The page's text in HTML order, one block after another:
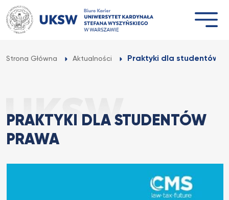
Przejdź
do
treści
Strona Główna Aktualności Praktyki dla studentów
PRAKTYKI DLA STUDENTÓW
PRAWA